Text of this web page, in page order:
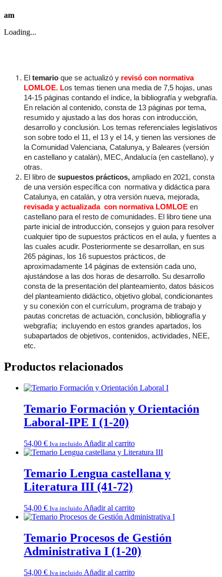
Infantil
Andalucía)
am
Loading...
El temario que se actualizó y revisó con normativa
LOMLOE. Los temas tienen una media de 7,5 hojas, unas
14-15 páginas contando el índice, la bibliografía y webgrafía.
En relación al contenido, consta de 13 páginas por tema,
resumido y ajustado a las dos horas con introducción,
desarrollo y conclusión. Los temas referenciales legislativos
son sobre todo el 11, el 13 y el 14, y tienen las versiones de
la Comunidad Valenciana, Catalunya, y Baleares (versión
en castellano y catalán), MEC, Andalucía (en castellano), y
otras.
El libro de supuestos prácticos, ampliado en 2021, consta
de una versión específica con normativa y didáctica para
Catalunya, en catalán, y otra versión nueva, mejorada,
revisada y actualizada con normativa LOMLOE en
castellano para el resto de comunidades. El libro tiene una
parte inicial de introducción, consejos y guion para resolver
cualquier tipo de supuestos prácticos en el aula, y fuentes a
las cuales acudir. Posteriormente se desarrollan, en sus
265 páginas, los 16 supuestos prácticos, de
aproximadamente 14 páginas de extensión cada uno,
ajustándose a las dos horas de desarrollo. Su desarrollo
consta de la presentación del planteamiento, datos básicos
del planteamiento didáctico, objetivo global, condicionantes
y su conexión con el currículum, programa de trabajo y
pautas concretas de actuación, conclusión, bibliografía y
webgrafía; incluyendo en estos grandes apartados, los
subapartados de objetivos, contenidos, actividades, NEE,
etc.
Productos relacionados
Temario Formación y Orientación
Laboral-IPE I (1-20)
54,00 € Iva incluido Añadir al carrito
Temario Lengua castellana y
Literatura III (41-72)
54,00 € Iva incluido Añadir al carrito
Temario Procesos de Gestión
Administrativa I (1-20)
54,00 € Iva incluido Añadir al carrito